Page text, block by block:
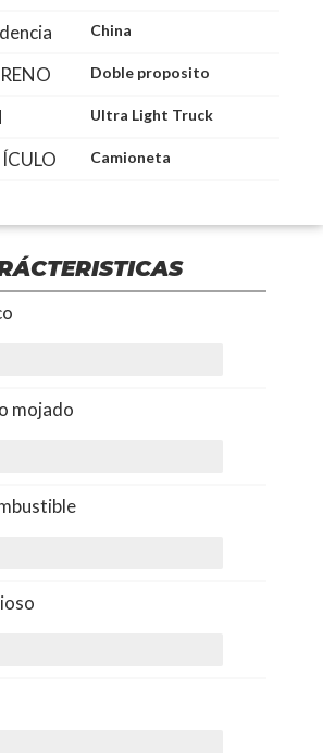
China
Doble proposito
Ultra Light Truck
Camioneta
mojado